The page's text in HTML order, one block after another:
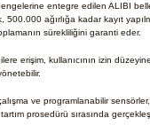
entegre edilen ALIBI
500.000 ağırlığa kadar kayıt
sürekliliğini garanti eder.
erişim, kullanıcının izin
ve programlanabilir sensörler,
prosedürü sırasında